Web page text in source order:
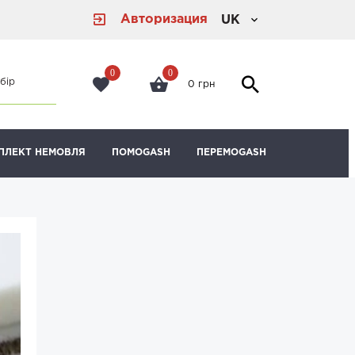
Авторизация UK
0 0
0 грн
НЕМОВЛЯ ПОМОGASH ПЕРЕМОGASH